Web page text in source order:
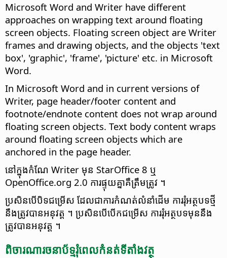
Microsoft Word and Writer have different
approaches on wrapping text around floating
screen objects. Floating screen object are Writer
frames and drawing objects, and the objects 'text
box', 'graphic', 'frame', 'picture' etc. in Microsoft
Word.
In Microsoft Word and in current versions of
Writer, page header/footer content and
footnote/endnote content does not wrap around
floating screen objects. Text body content wraps
around floating screen objects which are
anchored in the page header.
នៅ​ក្នុង​កំណែ Writer មុន StarOffice 8 ឬ
OpenOffice.org 2.0 ការ​ផ្ទុយគ្នា​គឺ​ត្រឹមត្រូវ ។
ប្រសិន​បើ​បិទ​ជម្រើស ដែល​ជា​ការ​កំណត់​លំនាំដើម ការ​រុំ​អត្ថបទ​ថ្មី​
នឹង​ត្រូវ​បានអនុវត្ត ។ ប្រសិនបើបើក​ជម្រើស កា​ររុំ​អត្ថបទ​មុន​នឹង​
ត្រូវ​បានអនុវត្ត ។
ពិចារណា​រចនាប័ទ្ម​រុំ​​ពេល​កំនត់​ទីតាំង​វត្ថុ